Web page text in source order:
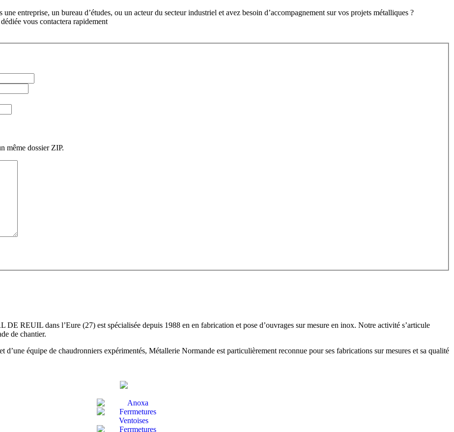
entreprise, un bureau d’études, ou un acteur du secteur industriel et avez besoin d’accompagnement sur vos projets métalliques ?
vous contactera rapidement
même dossier ZIP.
REUIL dans l’Eure (27) est spécialisée depuis 1988 en en fabrication et pose d’ouvrages sur mesure en inox. Notre activité s’articule
de chantier.
équipe de chaudronniers expérimentés, Métallerie Normande est particulièrement reconnue pour ses fabrications sur mesures et sa qualité